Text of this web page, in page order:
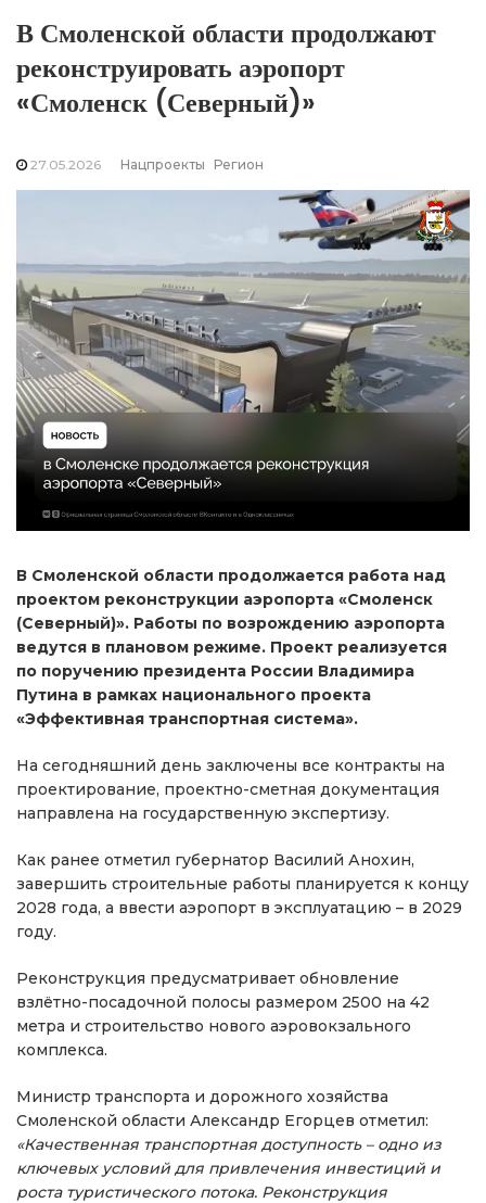
В Смоленской области продолжают
реконструировать аэропорт
«Смоленск (Северный)»
27.05.2026 Нацпроекты Регион
В Смоленской области продолжается работа над
проектом реконструкции аэропорта «Смоленск
(Северный)». Работы по возрождению аэропорта
ведутся в плановом режиме. Проект реализуется
по поручению президента России Владимира
Путина в рамках национального проекта
«Эффективная транспортная система».
На сегодняшний день заключены все контракты на
проектирование, проектно-сметная документация
направлена на государственную экспертизу.
Как ранее отметил губернатор Василий Анохин,
завершить строительные работы планируется к концу
2028 года, а ввести аэропорт в эксплуатацию – в 2029
году.
Реконструкция предусматривает обновление
взлётно-посадочной полосы размером 2500 на 42
метра и строительство нового аэровокзального
комплекса.
Министр транспорта и дорожного хозяйства
Смоленской области Александр Егорцев отметил:
«Качественная транспортная доступность – одно из
ключевых условий для привлечения инвестиций и
роста туристического потока. Реконструкция